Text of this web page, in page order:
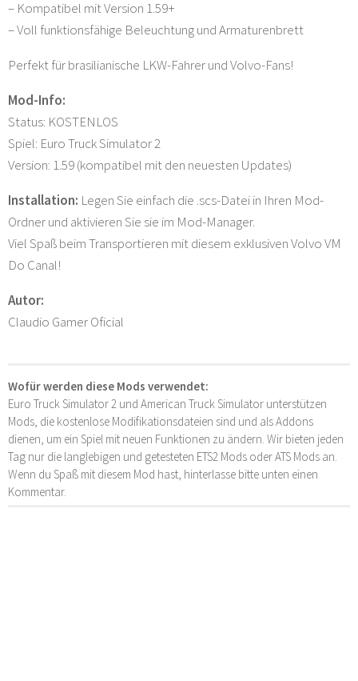
– Kompatibel mit Version 1.59+
– Voll funktionsfähige Beleuchtung und Armaturenbrett
Perfekt für brasilianische LKW-Fahrer und Volvo-Fans!
Mod-Info:
Status: KOSTENLOS
Spiel: Euro Truck Simulator 2
Version: 1.59 (kompatibel mit den neuesten Updates)
Installation: Legen Sie einfach die .scs-Datei in Ihren Mod-
Ordner und aktivieren Sie sie im Mod-Manager.
Viel Spaß beim Transportieren mit diesem exklusiven Volvo VM
Do Canal!
Autor:
Claudio Gamer Oficial
Wofür werden diese Mods verwendet:
Euro Truck Simulator 2 und American Truck Simulator unterstützen
Mods, die kostenlose Modifikationsdateien sind und als Addons
dienen, um ein Spiel mit neuen Funktionen zu ändern. Wir bieten jeden
Tag nur die langlebigen und getesteten ETS2 Mods oder ATS Mods an.
Wenn du Spaß mit diesem Mod hast, hinterlasse bitte unten einen
Kommentar.